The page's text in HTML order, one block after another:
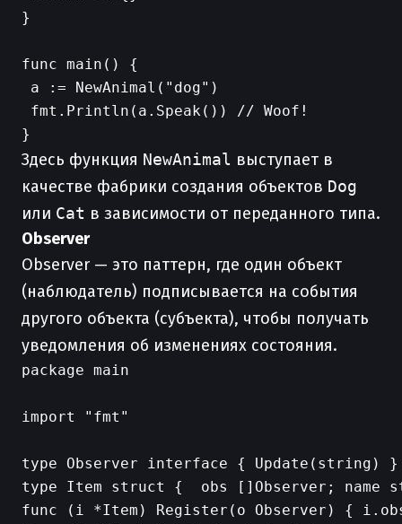
}
func main() {
a := NewAnimal("dog")
fmt.Println(a.Speak()) // Woof!
Здесь функция NewAnimal выступает в
качестве фабрики создания объектов Dog
или Cat в зависимости от переданного типа.
Observer
Observer — это паттерн, где один объект
(наблюдатель) подписывается на события
другого объекта (субъекта), чтобы получать
уведомления об изменениях состояния.
package main
import "fmt"
type Observer interface { Update(string) }
type Item struct {  obs []Observer; name
func (i *Item) Register(o Observer) {